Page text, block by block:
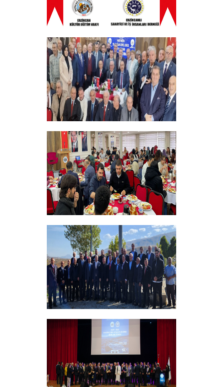
ERZINCAN VE TÜM SEHITLERI ANMA
PROGRAMI
+
Vakfımızın 28. Olağan genel kurulu
Yapıldı
+
Bursiyer Tanışma Toplantısı Yapıldı
+
Vakıf Yönetim Kurulumuz Erzincan
Kemah'da Bir Takım Ziyaretlerde
+